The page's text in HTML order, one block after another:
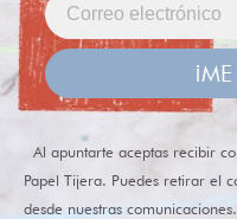
Al apuntarte aceptas recibir
Papel Tijera. Puedes retirar el
desde nuestras